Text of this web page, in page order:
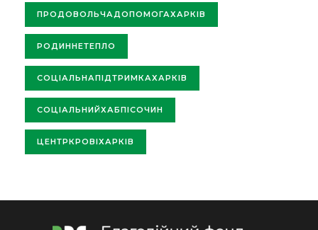
ПРОДОВОЛЬЧАДОПОМОГАХАРКІВ
РОДИННЕТЕПЛО
СОЦІАЛЬНАПІДТРИМКАХАРКІВ
СОЦІАЛЬНИЙХАБПІСОЧИН
ЦЕНТРКРОВІХАРКІВ